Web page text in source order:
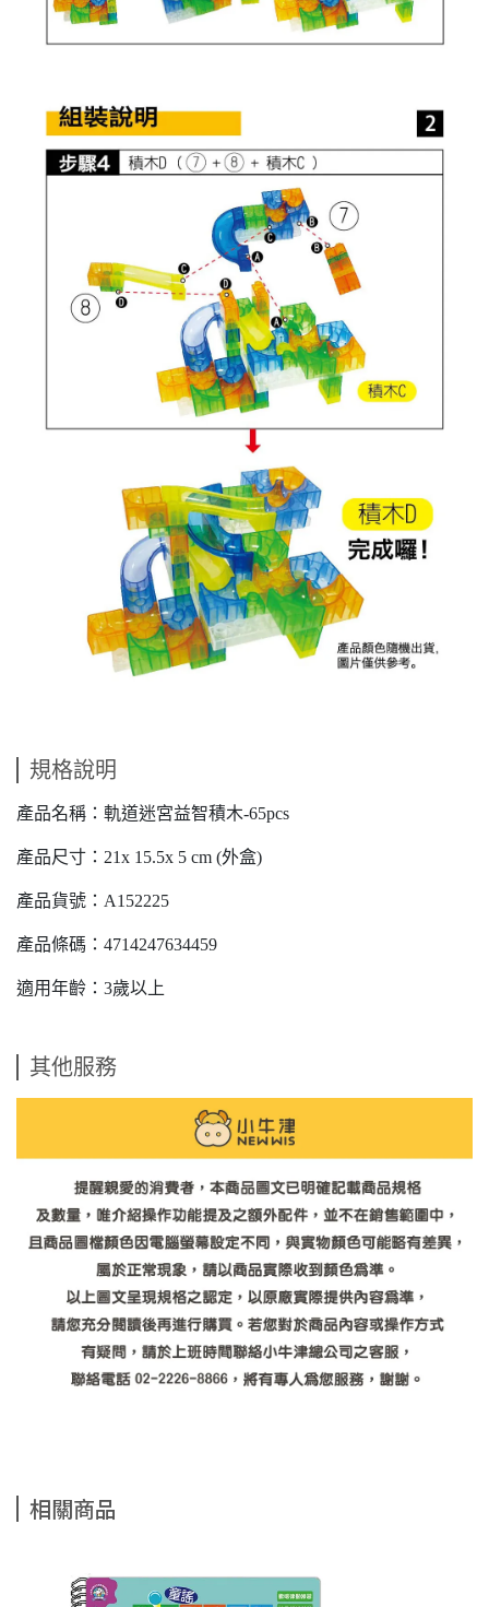
規格說明
產品名稱：軌道迷宮益智積木-65pcs
產品尺寸：21x 15.5x 5 cm (外盒)
產品貨號：A152225
產品條碼：4714247634459
適用年齡：3歲以上
其他服務
相關商品